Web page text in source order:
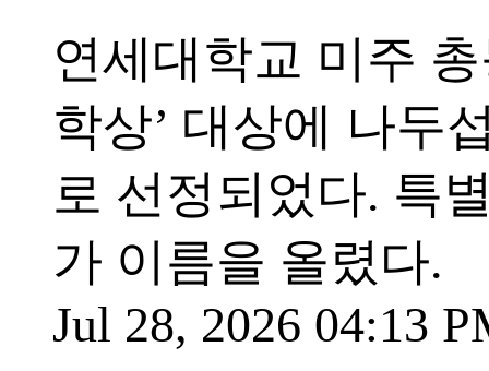
연세대학교 미주
학상’ 대상에 나두
로 선정되었다. 특
가 이름을 올렸다.
Jul 28, 2026 04:13